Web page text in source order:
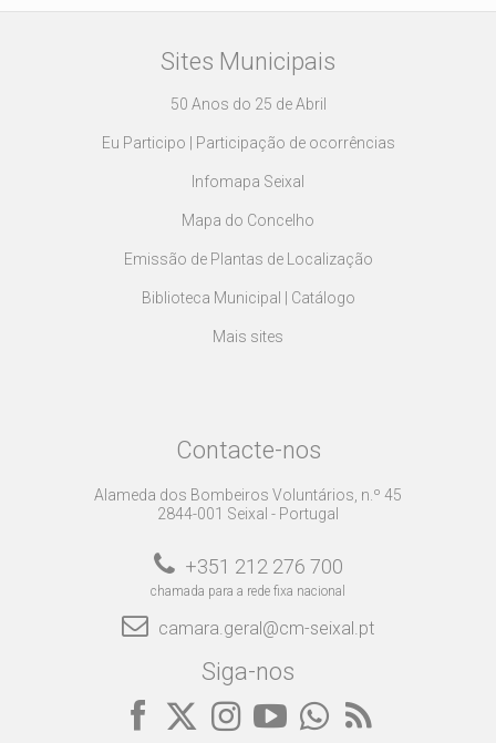
Sites Municipais
50 Anos do 25 de Abril
Eu Participo | Participação de ocorrências
Infomapa Seixal
Mapa do Concelho
Emissão de Plantas de Localização
Biblioteca Municipal | Catálogo
Mais sites
Contacte-nos
Alameda dos Bombeiros Voluntários, n.º 45
2844-001 Seixal - Portugal
+351 212 276 700
chamada para a rede fixa nacional
camara.geral@cm-seixal.pt
Siga-nos